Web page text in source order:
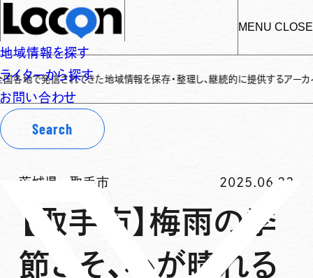
MENU CLOSE
地域情報を探す
ライターから探す
お問い合わせ
Search
されてきた地域情報を保存・整理し、継続的に提供するアーカイブサイトで
茨城県 取手市 2025.06.23
【取手市】梅雨の季
節こそ、心が晴れる